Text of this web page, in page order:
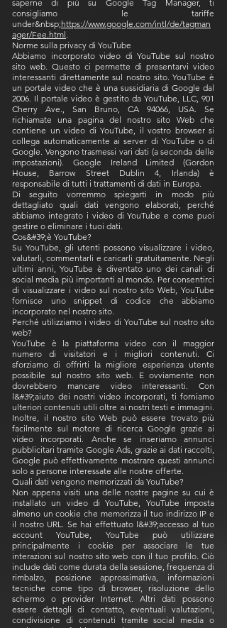
saperne di più su Google Tag Manager, ti
consigliamo le tariffe
under&nbsp;https://www.google.com/intl/de/tagman
ager/Fee.html.
Norme sulla privacy di YouTube
Abbiamo incorporato video di YouTube sul nostro
sito web. Questo ci permette di presentarvi video
interessanti direttamente sul nostro sito. YouTube è
un portale video che è una sussidiaria di Google dal
2006. Il portale video è gestito da YouTube, LLC, 901
Cherry Ave., San Bruno, CA 94066, USA. Se
richiamate una pagina del nostro sito Web che
contiene un video di YouTube, il vostro browser si
collega automaticamente ai server di YouTube o di
Google. Vengono trasmessi vari dati (a seconda delle
impostazioni). Google Ireland Limited (Gordon
House, Barrow Street Dublin 4, Irlanda) è
responsabile di tutti i trattamenti di dati in Europa.
Di seguito vorremmo spiegarti in modo più
dettagliato quali dati vengono elaborati, perché
abbiamo integrato i video di YouTube e come puoi
gestire o eliminare i tuoi dati.
Cos&#39;è YouTube?
Su YouTube, gli utenti possono visualizzare i video,
valutarli, commentarli e caricarli gratuitamente. Negli
ultimi anni, YouTube è diventato uno dei canali di
social media più importanti al mondo. Per consentirci
di visualizzare i video sul nostro sito Web, YouTube
fornisce uno snippet di codice che abbiamo
incorporato nel nostro sito.
Perché utilizziamo i video di YouTube sul nostro sito
web?
YouTube è la piattaforma video con il maggior
numero di visitatori e i migliori contenuti. Ci
sforziamo di offrirti la migliore esperienza utente
possibile sul nostro sito web. E ovviamente non
dovrebbero mancare video interessanti. Con
l&#39;aiuto dei nostri video incorporati, ti forniamo
ulteriori contenuti utili oltre ai nostri testi e immagini.
Inoltre, il nostro sito Web può essere trovato più
facilmente sul motore di ricerca Google grazie ai
video incorporati. Anche se inseriamo annunci
pubblicitari tramite Google Ads, grazie ai dati raccolti,
Google può effettivamente mostrare questi annunci
solo a persone interessate alle nostre offerte.
Quali dati vengono memorizzati da YouTube?
Non appena visiti una delle nostre pagine su cui è
installato un video di YouTube, YouTube imposta
almeno un cookie che memorizza il tuo indirizzo IP e
il nostro URL. Se hai effettuato l&#39;accesso al tuo
account YouTube, YouTube può utilizzare
principalmente i cookie per associare le tue
interazioni sul nostro sito web con il tuo profilo. Ciò
include dati come durata della sessione, frequenza di
rimbalzo, posizione approssimativa, informazioni
tecniche come tipo di browser, risoluzione dello
schermo o provider Internet. Altri dati possono
essere dettagli di contatto, eventuali valutazioni,
condivisione di contenuti tramite social media o